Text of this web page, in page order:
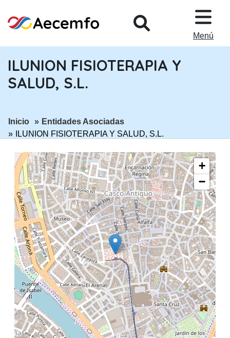
Menú
ILUNION FISIOTERAPIA Y
SALUD, S.L.
ir a página:
Inicio ir a página:
Entidades Asociadas
ILUNION FISIOTERAPIA Y SALUD, S.L.
+
−